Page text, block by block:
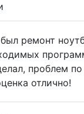
ремонт
проблем по
отлично!